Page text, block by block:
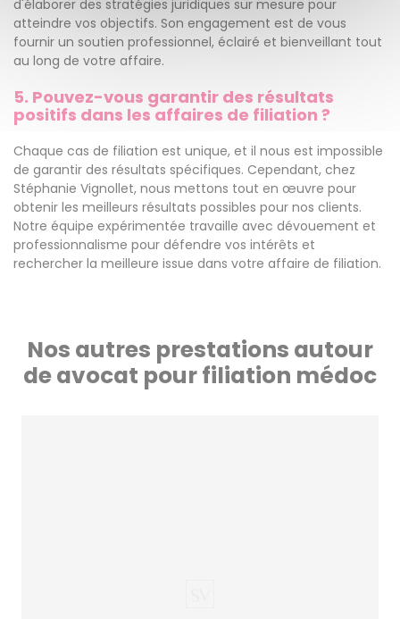
d'élaborer des stratégies juridiques sur mesure pour
atteindre vos objectifs. Son engagement est de vous
fournir un soutien professionnel, éclairé et bienveillant tout
au long de votre affaire.
5. Pouvez-vous garantir des résultats
positifs dans les affaires de filiation ?
Chaque cas de filiation est unique, et il nous est impossible
de garantir des résultats spécifiques. Cependant, chez
Stéphanie Vignollet, nous mettons tout en œuvre pour
obtenir les meilleurs résultats possibles pour nos clients.
Notre équipe expérimentée travaille avec dévouement et
professionnalisme pour défendre vos intérêts et
rechercher la meilleure issue dans votre affaire de filiation.
Nos autres prestations autour
de avocat pour filiation médoc